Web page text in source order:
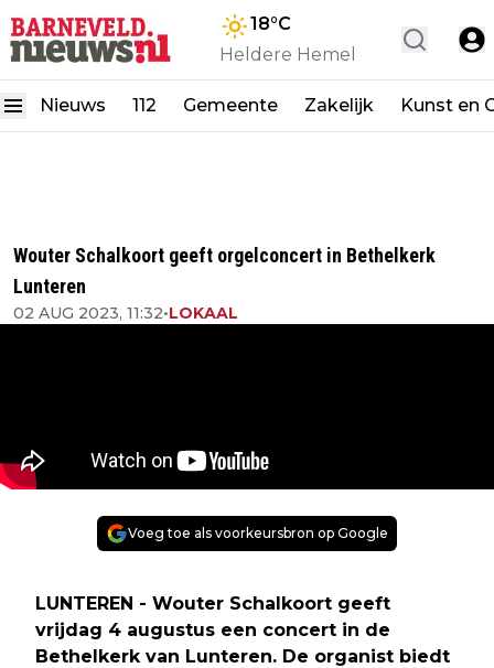
18°C
Heldere Hemel
Nieuws 112 Gemeente Zakelijk Kunst en
Wouter Schalkoort geeft orgelconcert in Bethelkerk
Lunteren
02 AUG 2023, 11:32•LOKAAL
Voeg toe als voorkeursbron op Google
LUNTEREN - Wouter Schalkoort geeft
vrijdag 4 augustus een concert in de
Bethelkerk van Lunteren. De organist biedt